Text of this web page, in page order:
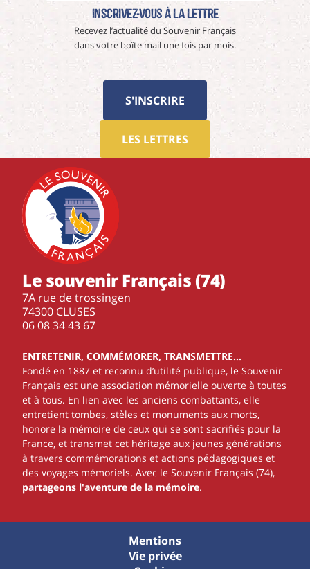
Inscrivez-vous à La Lettre
Recevez l’actualité du Souvenir Français
dans votre boîte mail une fois par mois.
S'INSCRIRE
LES LETTRES
Le souvenir Français (74)
7A rue de trossingen
74300 CLUSES
‭06 08 34 43 67‬
ENTRETENIR, COMMÉMORER, TRANSMETTRE…
Fondé en 1887 et reconnu d’utilité publique, le Souvenir
Français est une association mémorielle ouverte à toutes
et à tous. En lien avec les anciens combattants, elle
entretient tombes, stèles et monuments aux morts,
honore la mémoire de ceux qui se sont sacrifiés pour la
France, et transmet cet héritage aux jeunes générations
à travers commémorations et actions pédagogiques et
des voyages mémoriels. Avec le Souvenir Français (74),
partageons l'aventure de la mémoire.
Mentions
Vie privée